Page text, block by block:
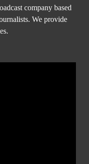
company based
We provide